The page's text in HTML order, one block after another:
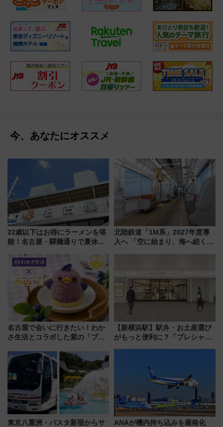
今、あなたにオススメ
22歳以下はお得にラーメンを堪
能！名古屋・驛麺通りで夏休み
よりスタート
北陸鉄道「1M系」2027年度導
入へ 「空に始まり、海へ続く」
名古屋で会いに行きたい！わか
さ生活とコラボした紫の「ブル
売
【新横浜駅】駅弁・お土産選び
がもっと便利に？「プレシャス
東京八重洲・バスタ新宿からサ
ANAが機内持ち込みを厳格化